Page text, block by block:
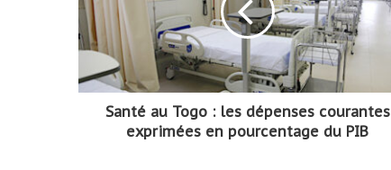
Santé au Togo : les dépenses courantes
exprimées en pourcentage du PIB